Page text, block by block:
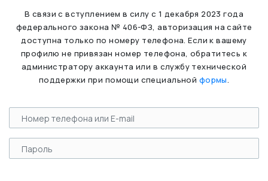
В связи с вступлением в силу с 1 декабря 2023 года
федерального закона № 406-ФЗ, авторизация на сайте
доступна только по номеру телефона. Если к вашему
профилю не привязан номер телефона, обратитесь к
администратору аккаунта или в службу технической
поддержки при помощи специальной формы.